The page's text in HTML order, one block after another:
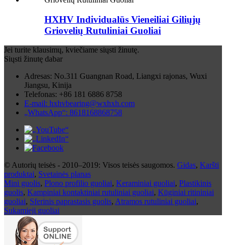
HXHV Individualūs Vieneiliai Giliųjų
Griovelių Rutuliniai Guoliai
Jei turite klausimų, kviečiame siųsti žinutę.
Siųsti žinutę dabar
Adresas: No.311 Guangnan Road, Liangxi rajonas, Wuxi
Jiangsu, Kinija
Telefonas: +86 181 6886 8758
E-mail: hxhvbearing@wxhxh.com
„WhatsApp“: 8618168868758
© Autorių teisės - 2010–2019: Visos teisės saugomos. Gidas, Karšti
produktai, Svetainės planas
Mini guolis, Plono profilio guoliai, Keraminiai guoliai, Plastikinis
guolis, Kampiniai kontaktiniai rutuliniai guoliai, Kūginiai ritininiai
guoliai, Sferinis paprastasis guolis, Atramos rutuliniai guoliai,
Sukamieji guoliai